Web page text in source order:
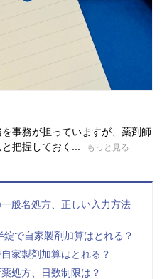
事務が担っていますが、薬剤師
把握しておく...
もっと見る
般名処方、正しい入力方法
で自家製剤加算はとれる？
家製剤加算はとれる？
処方、日数制限は？